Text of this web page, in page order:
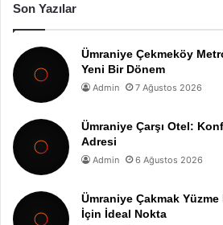
Son Yazılar
Ümraniye Çekmeköy
Yeni Bir Dönem
Admin 7 Ağustos 2026
Ümraniye Çarşı Otel:
Adresi
Admin 6 Ağustos 2026
Ümraniye Çakmak
İçin İdeal Nokta